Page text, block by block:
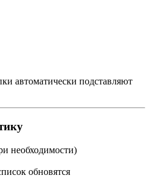
автоматически подставляют
необходимости)
обновятся